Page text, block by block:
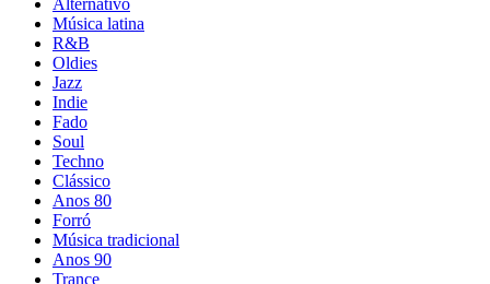
Alternativo
Música latina
R&B
Oldies
Jazz
Indie
Fado
Soul
Techno
Clássico
Anos 80
Forró
Música tradicional
Anos 90
Trance